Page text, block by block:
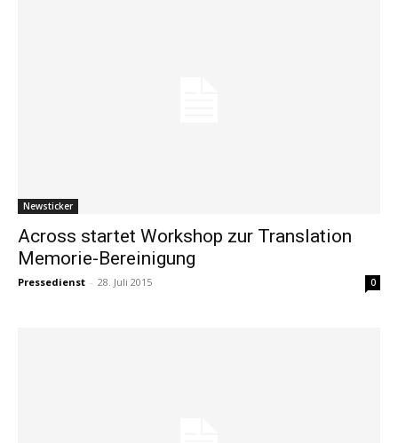
Newsticker
Across startet Workshop zur Translation
Memorie-Bereinigung
Pressedienst - 28. Juli 2015 0